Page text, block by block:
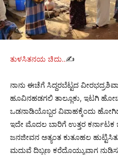
ತುಳಸಿತನಯ ಚಿದು..✍️
ನಾನು ಈಚೆಗೆ ಸಿದ್ದರಬೆಟ್ಟದ
ಹೂವಿನಹಡಗಲಿ ತಾಲ್ಲೂಕು, ಇಟಗಿ
ಒಡನಾಡಿಯೊಬ್ಬರ ವಿವಾಹಕ್ಕೆಂದು
ಇದೇ ಮೊದಲ ಬಾರಿಗೆ ಉತ್ತರ ಕರ್ನಾಟಕ
ಜನಜೀವನ ಅತ್ಯಂತ ಕುತೂಹಲ
ಮದುವೆ ದಿಬ್ಬಣ ಕರೆದೊಯ್ಯುವಾಗ